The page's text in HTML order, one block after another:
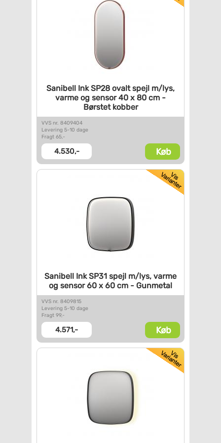
Sanibell Ink SP28 ovalt spejl m/lys,
varme og sensor 40 x 80 cm -
Børstet kobber
VVS nr. 8409404
Levering 5-10 dage
Fragt 65,-
4.530,- Køb
Sanibell Ink SP31 spejl m/lys, varme
og sensor 60 x 60 cm - Gunmetal
VVS nr. 8409815
Levering 5-10 dage
Fragt 99,-
4.571,- Køb